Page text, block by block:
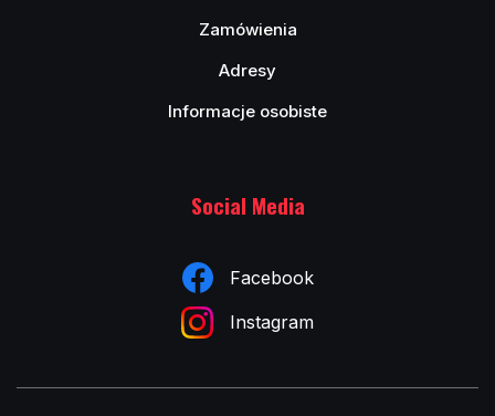
Zamówienia
Adresy
Informacje osobiste
Social Media
Facebook
Instagram